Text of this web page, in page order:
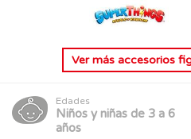
Ver más accesorios
Edades
Niños y niñas de 3 a 6
años